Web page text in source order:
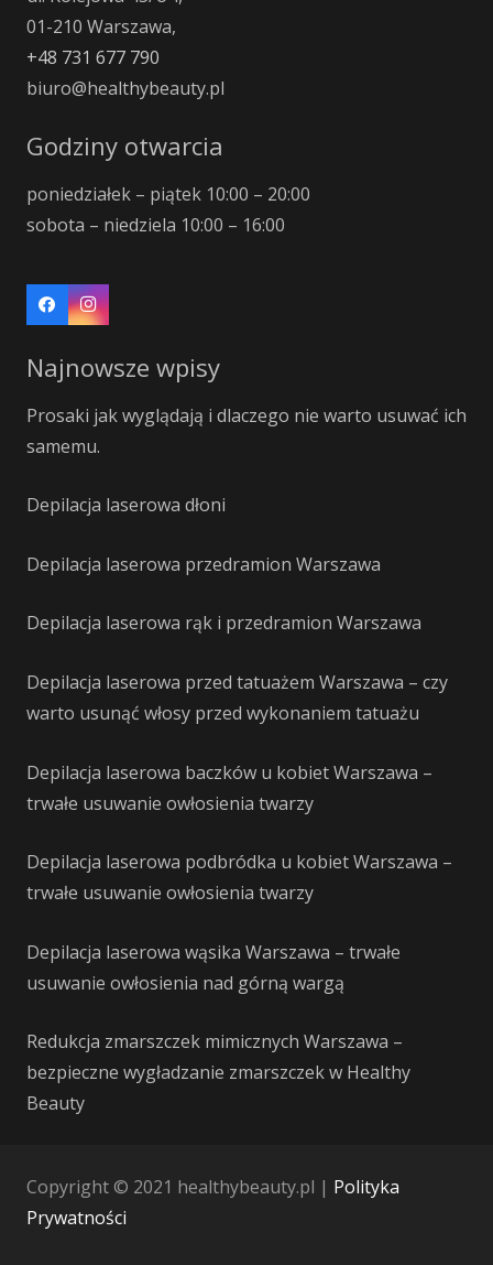
01-210 Warszawa,
+48 731 677 790
biuro@healthybeauty.pl
Godziny otwarcia
poniedziałek – piątek 10:00 – 20:00
sobota – niedziela 10:00 – 16:00
Najnowsze wpisy
Prosaki jak wyglądają i dlaczego nie warto usuwać ich
samemu.
Depilacja laserowa dłoni
Depilacja laserowa przedramion Warszawa
Depilacja laserowa rąk i przedramion Warszawa
Depilacja laserowa przed tatuażem Warszawa – czy
warto usunąć włosy przed wykonaniem tatuażu
Depilacja laserowa baczków u kobiet Warszawa –
trwałe usuwanie owłosienia twarzy
Depilacja laserowa podbródka u kobiet Warszawa –
trwałe usuwanie owłosienia twarzy
Depilacja laserowa wąsika Warszawa – trwałe
usuwanie owłosienia nad górną wargą
Redukcja zmarszczek mimicznych Warszawa –
bezpieczne wygładzanie zmarszczek w Healthy
Beauty
Copyright © 2021 healthybeauty.pl | Polityka
Prywatności